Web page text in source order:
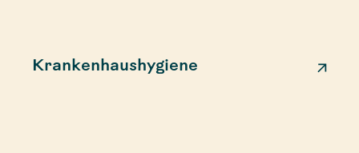
Krankenhaushygiene